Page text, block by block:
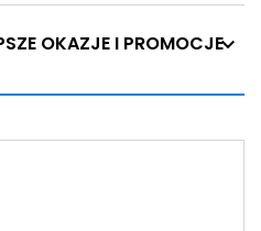
OKAZJE I PROMOCJE